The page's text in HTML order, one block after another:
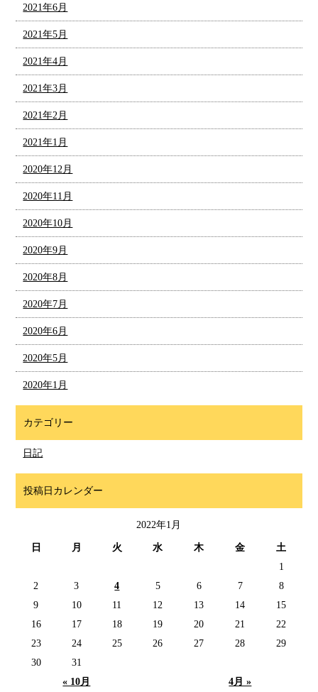
2021年6月
2021年5月
2021年4月
2021年3月
2021年2月
2021年1月
2020年12月
2020年11月
2020年10月
2020年9月
2020年8月
2020年7月
2020年6月
2020年5月
2020年1月
カテゴリー
日記
投稿日カレンダー
2022年1月
日 月 火 水 木 金 土
« 10月 4月 »
1
2
3 4 5 6 7
8
9
10 11 12 13 14
15
16
17 18 19 20 21
22
23
24 25 26 27 28
29
30
31